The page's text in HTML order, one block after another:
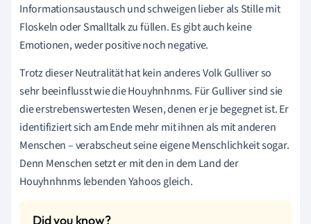
Informationsaustausch und schweigen lieber als Stille mit
Floskeln oder Smalltalk zu füllen. Es gibt auch keine
Emotionen, weder positive noch negative.
Trotz dieser Neutralität hat kein anderes Volk Gulliver so
sehr beeinflusst wie die Houyhnhnms. Für Gulliver sind sie
die erstrebenswertesten Wesen, denen er je begegnet ist. Er
identifiziert sich am Ende mehr mit ihnen als mit anderen
Menschen – verabscheut seine eigene Menschlichkeit sogar.
Denn Menschen setzt er mit den in dem Land der
Houyhnhnms lebenden Yahoos gleich.